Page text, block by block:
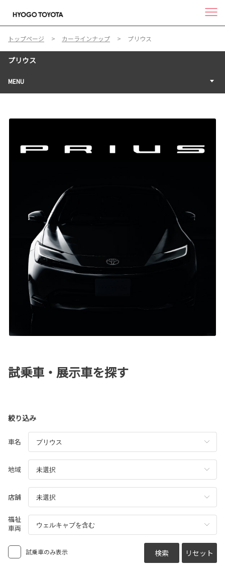
トップページ カーラインナップ プリウス
プリウス
MENU
試乗車・展示車を探す
絞り込み
車名
地域
店舗
福祉
車両
試乗車のみ表示 検索 リセット